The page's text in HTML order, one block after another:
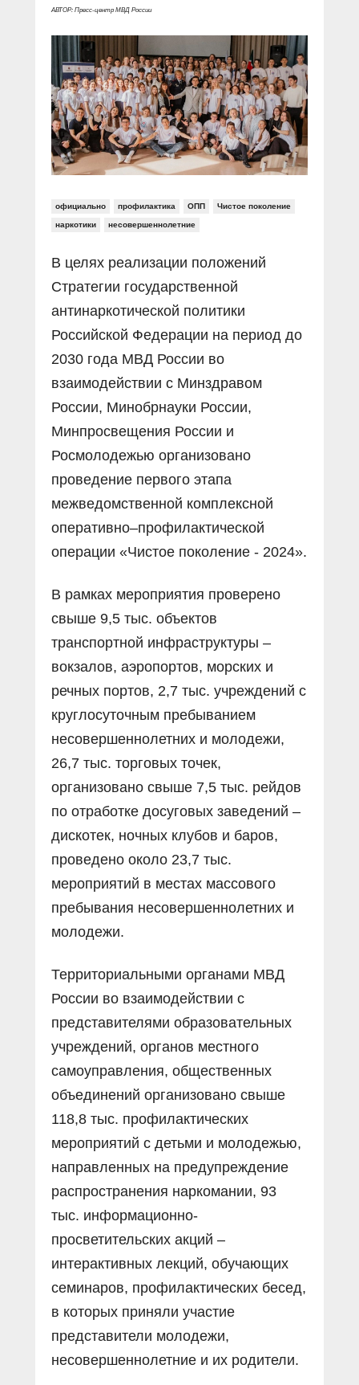
Социальные ролики
Специальный репортаж
КиберПОСТОВОЙ
Журнал «Полиция России»
Контакты
Вакансии
АВТОР: Пресс-центр МВД России
официально профилактика ОПП Чистое поколение
наркотики несовершеннолетние
В целях реализации положений
Стратегии государственной
антинаркотической политики
Российской Федерации на период до
2030 года МВД России во
взаимодействии с Минздравом
России, Минобрнауки России,
Минпросвещения России и
Росмолодежью организовано
проведение первого этапа
межведомственной комплексной
оперативно–профилактической
операции «Чистое поколение - 2024».
В рамках мероприятия проверено
свыше 9,5 тыс. объектов
транспортной инфраструктуры –
вокзалов, аэропортов, морских и
речных портов, 2,7 тыс. учреждений с
круглосуточным пребыванием
несовершеннолетних и молодежи,
26,7 тыс. торговых точек,
организовано свыше 7,5 тыс. рейдов
по отработке досуговых заведений –
дискотек, ночных клубов и баров,
проведено около 23,7 тыс.
мероприятий в местах массового
пребывания несовершеннолетних и
молодежи.
Территориальными органами МВД
России во взаимодействии с
представителями образовательных
учреждений, органов местного
самоуправления, общественных
объединений организовано свыше
118,8 тыс. профилактических
мероприятий с детьми и молодежью,
направленных на предупреждение
распространения наркомании, 93
тыс. информационно-
просветительских акций –
интерактивных лекций, обучающих
семинаров, профилактических бесед,
в которых приняли участие
представители молодежи,
несовершеннолетние и их родители.